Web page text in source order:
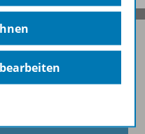
anmelden